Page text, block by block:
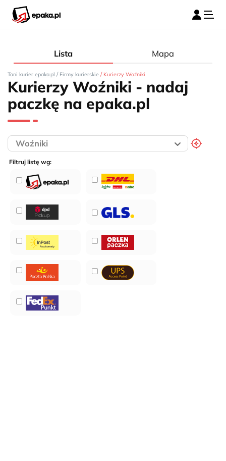
Lista Mapa
Tani kurier epaka.pl / Firmy kurierskie / Kurierzy Woźniki
Kurierzy Woźniki - nadaj
paczkę na epaka.pl
Filtruj listę wg: